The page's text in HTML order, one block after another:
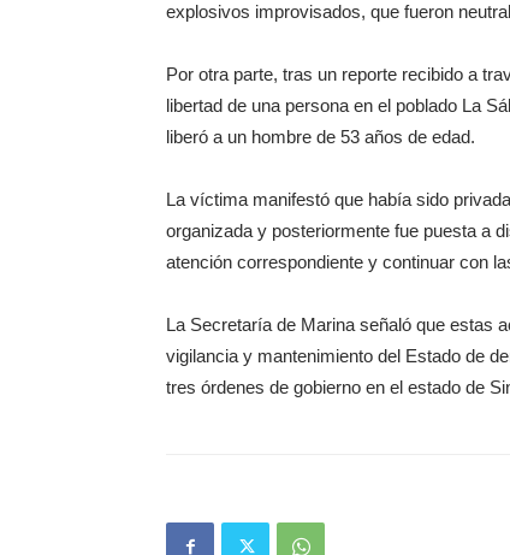
explosivos improvisados, que fueron
Por otra parte, tras un reporte recibido a
libertad de una persona en el poblado La
liberó a un hombre de 53 años de edad.
La víctima manifestó que había sido
organizada y posteriormente fue puesta a
atención correspondiente y continuar con
La Secretaría de Marina señaló que estas
vigilancia y mantenimiento del Estado de
tres órdenes de gobierno en el estado de